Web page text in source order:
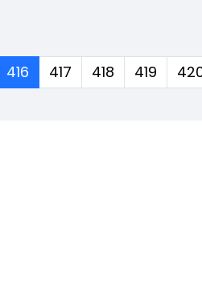
416 (corrente)
417 418 419